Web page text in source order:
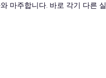
마주합니다. 바로 각기 다른 실